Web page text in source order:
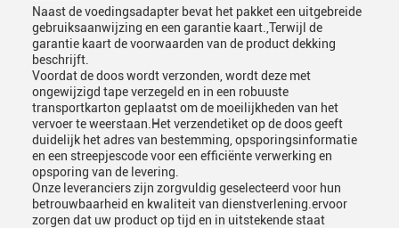
Naast de voedingsadapter bevat het pakket een uitgebreide
gebruiksaanwijzing en een garantie kaart.,Terwijl de
garantie kaart de voorwaarden van de product dekking
beschrijft.
Voordat de doos wordt verzonden, wordt deze met
ongewijzigd tape verzegeld en in een robuuste
transportkarton geplaatst om de moeilijkheden van het
vervoer te weerstaan.Het verzendetiket op de doos geeft
duidelijk het adres van bestemming, opsporingsinformatie
en een streepjescode voor een efficiënte verwerking en
opsporing van de levering.
Onze leveranciers zijn zorgvuldig geselecteerd voor hun
betrouwbaarheid en kwaliteit van dienstverlening.ervoor
zorgen dat uw product op tijd en in uitstekende staat